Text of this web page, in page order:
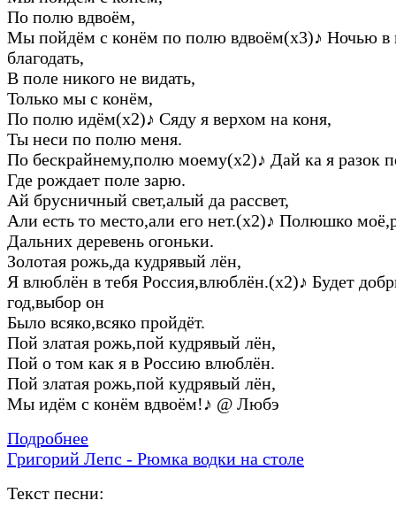
По полю вдвоём,
Мы пойдём с конём по полю вдвоём(х3)♪ Ночью в
благодать,
В поле никого не видать,
Только мы с конём,
По полю идём(х2)♪ Сяду я верхом на коня,
Ты неси по полю меня.
По бескрайнему,полю моему(х2)♪ Дай ка я разок
Где рождает поле зарю.
Ай брусничный свет,алый да рассвет,
Али есть то место,али его нет.(х2)♪ Полюшко
Дальних деревень огоньки.
Золотая рожь,да кудрявый лён,
Я влюблён в тебя Россия,влюблён.(х2)♪ Будет
год,выбор он
Было всяко,всяко пройдёт.
Пой златая рожь,пой кудрявый лён,
Пой о том как я в Россию влюблён.
Пой златая рожь,пой кудрявый лён,
Мы идём с конём вдвоём!♪ @ Любэ
Подробнее
Григорий Лепс - Рюмка водки на столе
Текст песни: